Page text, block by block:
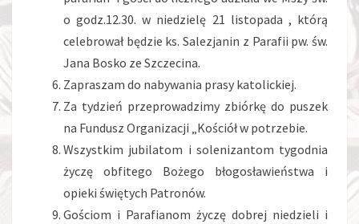
o godz.12.30. w niedzielę 21 listopada , którą
celebrował będzie ks. Salezjanin z Parafii pw. św.
Jana Bosko ze Szczecina.
Zapraszam do nabywania prasy katolickiej.
Za tydzień przeprowadzimy zbiórkę do puszek
na Fundusz Organizacji „Kościół w potrzebie.
Wszystkim jubilatom i solenizantom tygodnia
życzę obfitego Bożego błogosławieństwa i
opieki świętych Patronów.
Gościom i Parafianom życzę dobrej niedzieli i